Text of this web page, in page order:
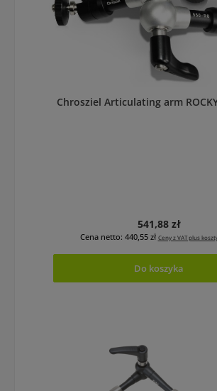
Chrosziel Articulating arm
Cena regularna:
541,88 zł
Cena netto: 440,55 zł Ceny z VAT plus
Do koszyka